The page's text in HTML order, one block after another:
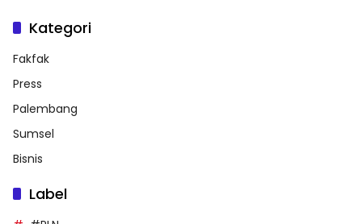
Kategori
Fakfak
Press
Palembang
Sumsel
Bisnis
Label